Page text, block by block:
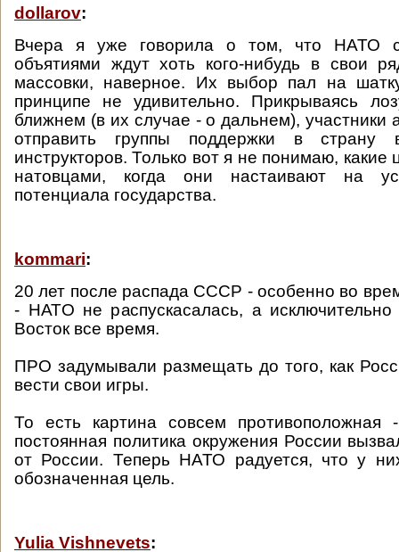
dollarov:
Вчера я уже говорила о том, что НАТО с
объятиями ждут хоть кого-нибудь в свои
массовки, наверное. Их выбор пал на
принципе не удивительно. Прикрываясь
ближнем (в их случае - о дальнем), участники
отправить группы поддержки в
инструкторов. Только вот я не понимаю, какие
натовцами, когда они настаивают на
потенциала государства.
kommari:
20 лет после распада СССР - особенно во
- НАТО не распускасалась, а
Восток все время.
ПРО задумывали размещать до того, как
вести свои игры.
То есть картина совсем противоположная
постоянная политика окружения России
от России. Теперь НАТО радуется, что у
обозначенная цель.
Yulia Vishnevets: